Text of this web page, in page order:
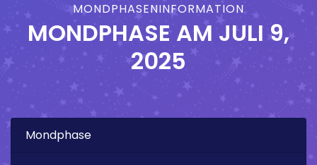
MONDPHASENINFORMATION
MONDPHASE AM JULI 9,
2025
Mondphase